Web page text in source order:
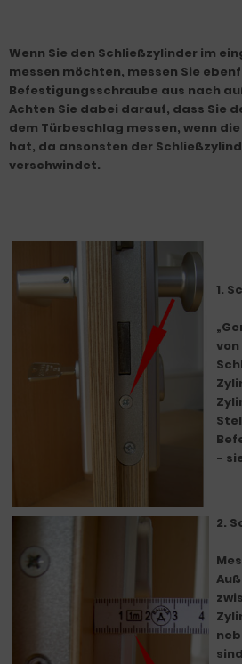
Wenn Sie den Schließzylinder im
messen möchten, messen Sie
Befestigungsschraube aus nach
Achten Sie dabei darauf, dass Sie
dem Türbeschlag messen, wenn
hat, da ansonsten der
verschwindet.
1.
-
2.